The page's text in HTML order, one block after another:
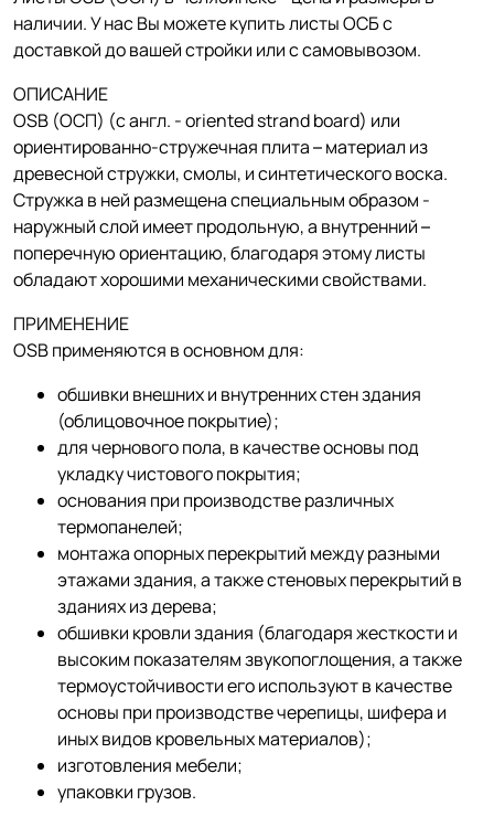
наличии. У нас Вы можете купить листы ОСБ с
доставкой до вашей стройки или с самовывозом.
ОПИСАНИЕ
OSB (ОСП) (с англ. - oriented strand board) или
ориентированно-стружечная плита – материал из
древесной стружки, смолы, и синтетического воска.
Стружка в ней размещена специальным образом -
наружный слой имеет продольную, а внутренний –
поперечную ориентацию, благодаря этому листы
обладают хорошими механическими свойствами.
ПРИМЕНЕНИЕ
OSB применяются в основном для:
обшивки внешних и внутренних стен здания
(облицовочное покрытие);
для чернового пола, в качестве основы под
укладку чистового покрытия;
основания при производстве различных
термопанелей;
монтажа опорных перекрытий между разными
этажами здания, а также стеновых перекрытий в
зданиях из дерева;
обшивки кровли здания (благодаря жесткости и
высоким показателям звукопоглощения, а также
термоустойчивости его используют в качестве
основы при производстве черепицы, шифера и
иных видов кровельных материалов);
изготовления мебели;
упаковки грузов.